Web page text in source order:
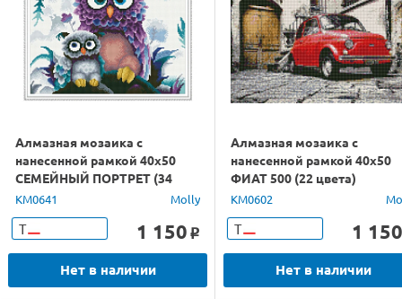
Алмазная мозаика с
нанесенной рамкой 40х50
СЕМЕЙНЫЙ ПОРТРЕТ (34
цвета)
KM0641 Molly
Т 1 150 o
Нет в наличии
Алмазная мозаика с
нанесенной рамкой 40х50
ФИАТ 500 (22 цвета)
KM0602
Т 1 150
Нет в наличии